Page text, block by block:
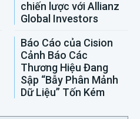
chiến lược với Allianz
Global Investors
Báo Cáo của Cision
Cảnh Báo Các
Thương Hiệu Đang
Sập “Bẫy Phân Mảnh
Dữ Liệu” Tốn Kém